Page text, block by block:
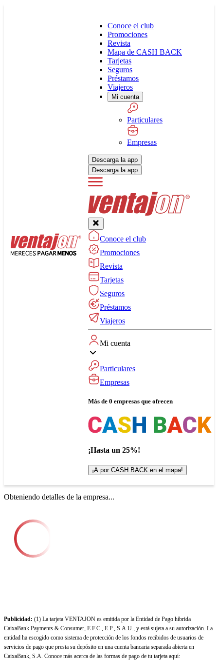
Conoce el club
Promociones
Revista
Mapa de CASH BACK
Tarjetas
Seguros
Préstamos
Viajeros
Mi cuenta
Particulares
Empresas
Descarga la app
Descarga la app
Conoce el club
Promociones
Revista
Tarjetas
Seguros
Préstamos
Viajeros
Mi cuenta
Particulares
Empresas
Más de 0 empresas que ofrecen
¡Hasta un 25%!
¡A por CASH BACK en el mapa!
Obteniendo detalles de la empresa...
Publicidad: (1) La tarjeta VENTAJON es emitida por la Entidad de Pago híbrida
CaixaBank Payments & Consumer, E.F.C., E.P., S.A.U., y está sujeta a su autorización. La
entidad ha escogido como sistema de protección de los fondos recibidos de usuarios de
servicios de pago que presta su depósito en una cuenta bancaria separada abierta en
CaixaBank, S.A. Conoce más acerca de las formas de pago de tu tarjeta aquí: